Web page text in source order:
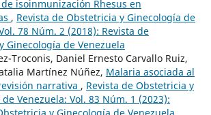
isoinmunización Rhesus en
, Revista de Obstetricia y Ginecología de
78 Núm. 2 (2018): Revista de
Ginecología de Venezuela
Troconis, Daniel Ernesto Carvallo Ruiz,
Martínez Núñez, Malaria asociada al
narrativa , Revista de Obstetricia y
Venezuela: Vol. 83 Núm. 1 (2023):
y Ginecología de Venezuela